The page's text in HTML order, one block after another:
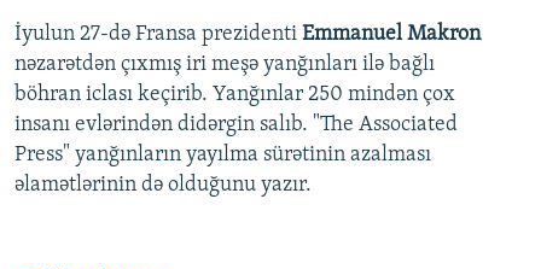
İyulun 27-də Fransa prezidenti Emmanuel Makron
nəzarətdən çıxmış iri meşə yanğınları ilə bağlı
böhran iclası keçirib. Yanğınlar 250 mindən çox
insanı evlərindən didərgin salıb. "The Associated
Press" yanğınların yayılma sürətinin azalması
əlamətlərinin də olduğunu yazır.